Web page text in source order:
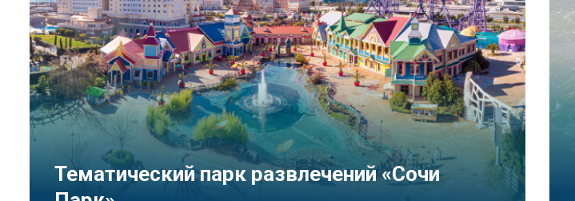
Тематический парк развлечений «Сочи